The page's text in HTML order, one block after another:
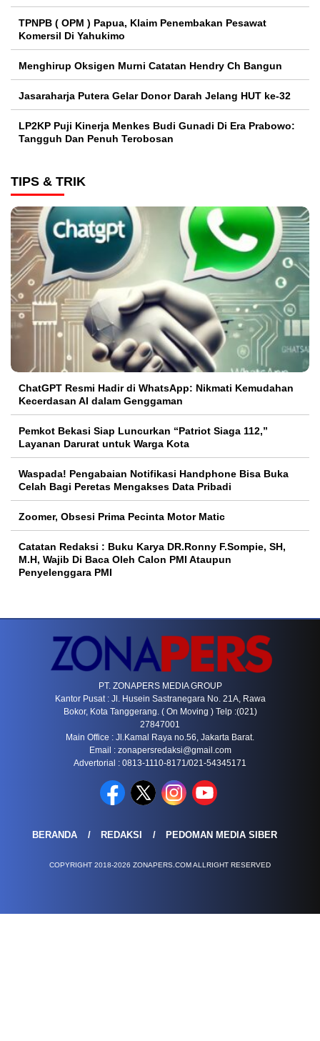
TPNPB ( OPM ) Papua, Klaim Penembakan Pesawat
Komersil Di Yahukimo
Menghirup Oksigen Murni Catatan Hendry Ch Bangun
Jasaraharja Putera Gelar Donor Darah Jelang HUT ke-32
LP2KP Puji Kinerja Menkes Budi Gunadi Di Era Prabowo:
Tangguh Dan Penuh Terobosan‎
TIPS & TRIK
ChatGPT Resmi Hadir di WhatsApp: Nikmati Kemudahan
Kecerdasan AI dalam Genggaman
Pemkot Bekasi Siap Luncurkan “Patriot Siaga 112,”
Layanan Darurat untuk Warga Kota
Waspada! Pengabaian Notifikasi Handphone Bisa Buka
Celah Bagi Peretas Mengakses Data Pribadi
Zoomer, Obsesi Prima Pecinta Motor Matic
Catatan Redaksi : Buku Karya DR.Ronny F.Sompie, SH,
M.H, Wajib Di Baca Oleh Calon PMI Ataupun
Penyelenggara PMI
PT. ZONAPERS MEDIA GROUP
Kantor Pusat : Jl. Husein Sastranegara No. 21A, Rawa
Bokor, Kota Tanggerang. ( On Moving ) Telp :(021)
27847001
Main Office : Jl.Kamal Raya no.56, Jakarta Barat.
Email : zonapersredaksi@gmail.com
Advertorial : 0813-1110-8171/021-54345171
BERANDA REDAKSI PEDOMAN MEDIA SIBER
COPYRIGHT 2018-2026 ZONAPERS.COM ALLRIGHT RESERVED